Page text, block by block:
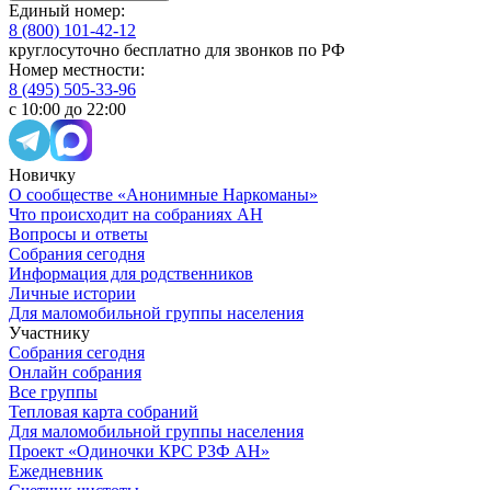
Единый номер:
8 (800) 101-42-12
круглосуточно бесплатно для звонков по РФ
Номер местности:
8 (495) 505-33-96
с 10:00 до 22:00
Новичку
О сообществе «Анонимные Наркоманы»
Что происходит на собраниях АН
Вопросы и ответы
Собрания сегодня
Информация для родственников
Личные истории
Для маломобильной группы населения
Участнику
Собрания сегодня
Онлайн собрания
Все группы
Тепловая карта собраний
Для маломобильной группы населения
Проект «Одиночки КРС РЗФ АН»
Ежедневник